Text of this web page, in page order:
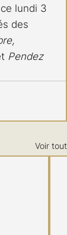
lundi 3
des
Pendez
Voir tout